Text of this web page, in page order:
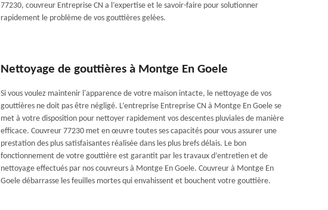
77230, couvreur Entreprise CN a l’expertise et le savoir-faire pour solutionner
rapidement le problème de vos gouttières gelées.
Nettoyage de gouttières à Montge En Goele
Si vous voulez maintenir l'apparence de votre maison intacte, le nettoyage de vos
gouttières ne doit pas être négligé. L’entreprise Entreprise CN à Montge En Goele se
met à votre disposition pour nettoyer rapidement vos descentes pluviales de manière
efficace. Couvreur 77230 met en œuvre toutes ses capacités pour vous assurer une
prestation des plus satisfaisantes réalisée dans les plus brefs délais. Le bon
fonctionnement de votre gouttière est garantit par les travaux d’entretien et de
nettoyage effectués par nos couvreurs à Montge En Goele. Couvreur à Montge En
Goele débarrasse les feuilles mortes qui envahissent et bouchent votre gouttière.